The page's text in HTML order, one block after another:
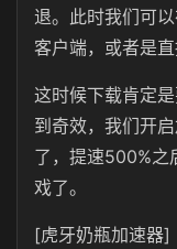
退。此时我们可
客户端，或者是直
这时候下载肯定
到奇效，我们开
了，提速500%之
戏了。
[虎牙奶瓶加速器]